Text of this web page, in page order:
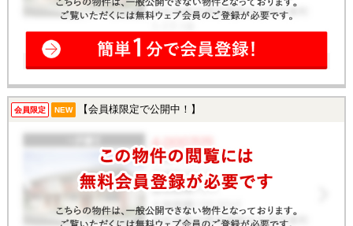
会員限定 NEW 【会員様限定で公開中！】